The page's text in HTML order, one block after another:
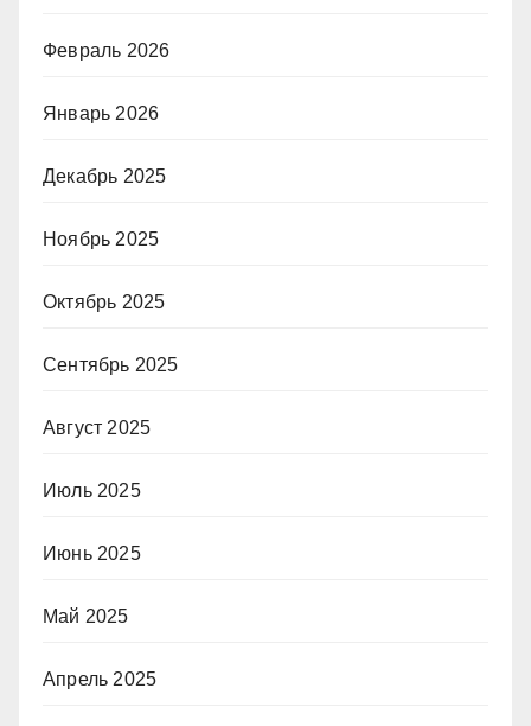
Февраль 2026
Январь 2026
Декабрь 2025
Ноябрь 2025
Октябрь 2025
Сентябрь 2025
Август 2025
Июль 2025
Июнь 2025
Май 2025
Апрель 2025